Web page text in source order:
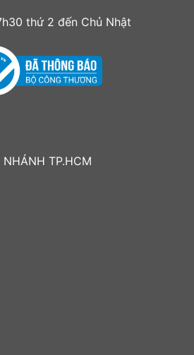
thứ 2 đến Chủ Nhật
NHÁNH TP.HCM